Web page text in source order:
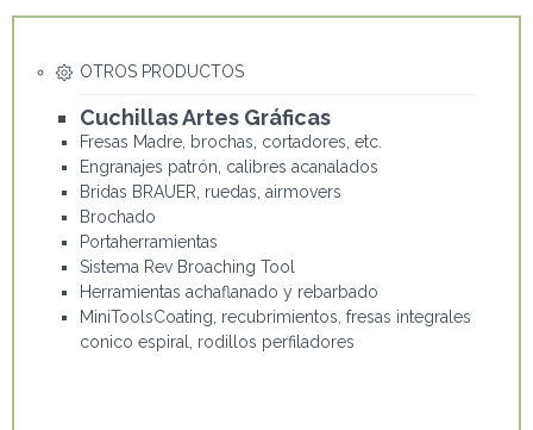
OTROS PRODUCTOS
Cuchillas Artes Gráficas
Fresas Madre, brochas, cortadores, etc.
Engranajes patrón, calibres acanalados
Bridas BRAUER, ruedas, airmovers
Brochado
Portaherramientas
Sistema Rev Broaching Tool
Herramientas achaflanado y rebarbado
MiniToolsCoating, recubrimientos, fresas integrales
conico espiral, rodillos perfiladores